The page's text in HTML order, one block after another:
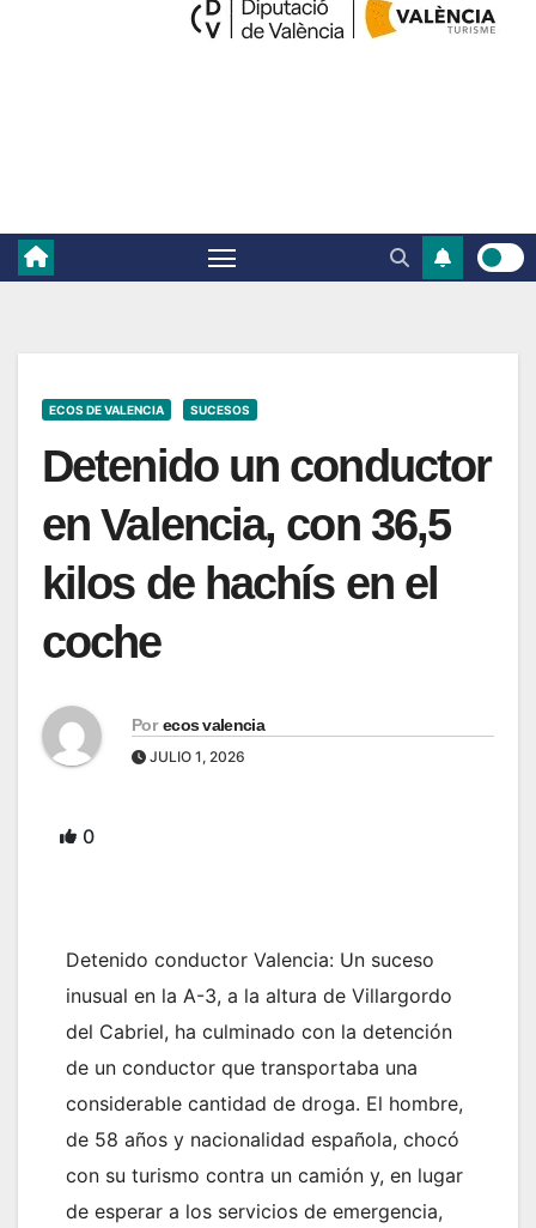
ECOS DE VALENCIA SUCESOS
Detenido un conductor
en Valencia, con 36,5
kilos de hachís en el
coche
Por ecos valencia
JULIO 1, 2026
0
Detenido conductor Valencia: Un suceso
inusual en la A-3, a la altura de Villargordo
del Cabriel, ha culminado con la detención
de un conductor que transportaba una
considerable cantidad de droga. El hombre,
de 58 años y nacionalidad española, chocó
con su turismo contra un camión y, en lugar
de esperar a los servicios de emergencia,